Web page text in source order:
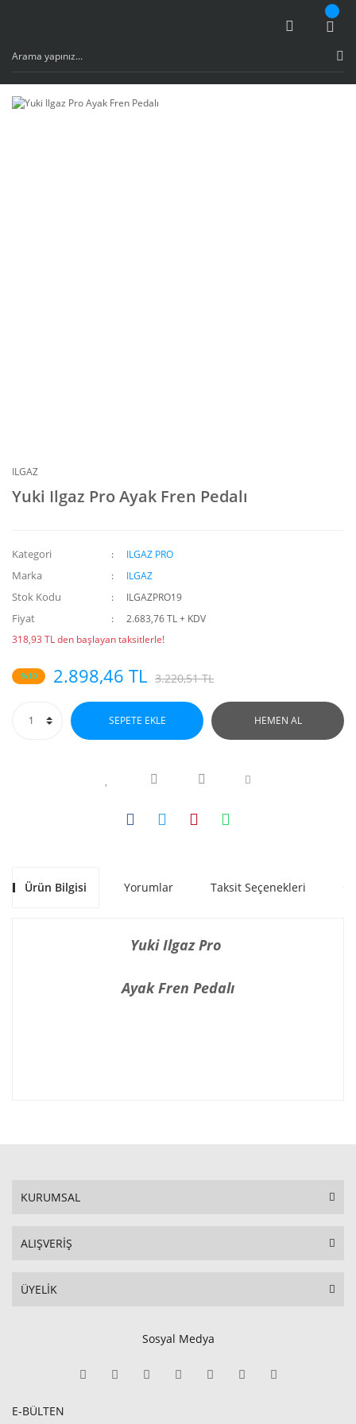
ILGAZ
Yuki Ilgaz Pro Ayak Fren Pedalı
Kategori ILGAZ PRO
Marka ILGAZ
Stok Kodu ILGAZPRO19
Fiyat
2.683,76 TL + KDV
318,93 TL den başlayan taksitlerle!
%10 2.898,46 TL 3.220,51 TL
SEPETE EKLE HEMEN AL
Ürün Bilgisi Yorumlar Taksit Seçenekleri
Yuki Ilgaz Pro
Ayak Fren Pedalı
KURUMSAL
ALIŞVERİŞ
ÜYELİK
Sosyal Medya
E-BÜLTEN